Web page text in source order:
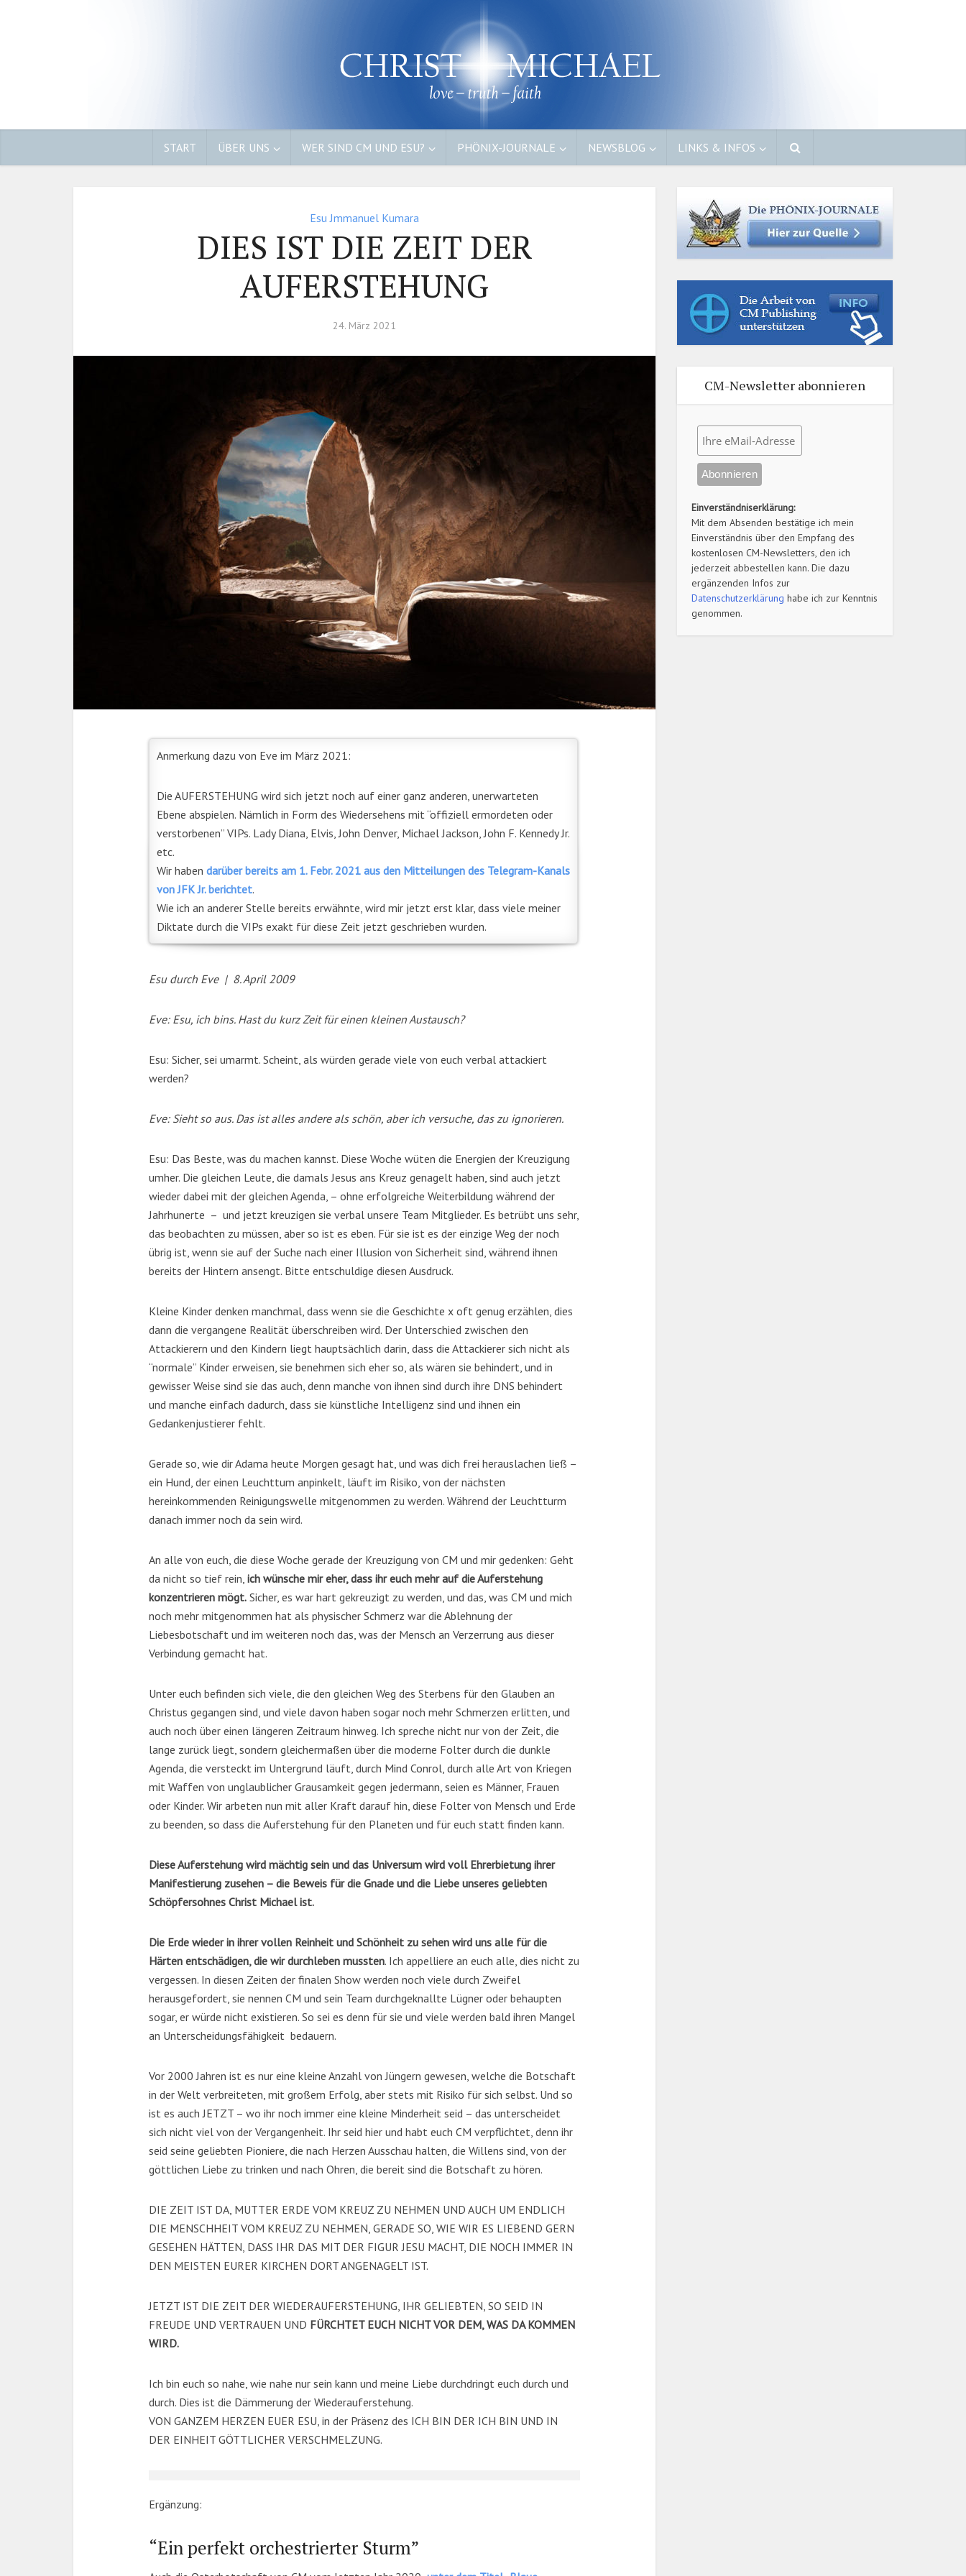
START ÜBER UNS WER SIND CM UND ESU? PHÖNIX-JOURNALE NEWSBLOG LINKS & INFOS
Esu Jmmanuel Kumara
DIES IST DIE ZEIT DER
AUFERSTEHUNG
24. März 2021
Anmerkung dazu von Eve im März 2021:
Die AUFERSTEHUNG wird sich jetzt noch auf einer ganz anderen, unerwarteten
Ebene abspielen. Nämlich in Form des Wiedersehens mit “offiziell ermordeten oder
verstorbenen” VIPs. Lady Diana, Elvis, John Denver, Michael Jackson, John F. Kennedy Jr.
etc.
Wir haben darüber bereits am 1. Febr. 2021 aus den Mitteilungen des Telegram-Kanals
von JFK Jr. berichtet.
Wie ich an anderer Stelle bereits erwähnte, wird mir jetzt erst klar, dass viele meiner
Diktate durch die VIPs exakt für diese Zeit jetzt geschrieben wurden.
Esu durch Eve | 8. April 2009
Eve: Esu, ich bins. Hast du kurz Zeit für einen kleinen Austausch?
Esu: Sicher, sei umarmt. Scheint, als würden gerade viele von euch verbal attackiert
werden?
Eve: Sieht so aus. Das ist alles andere als schön, aber ich versuche, das zu ignorieren.
Esu: Das Beste, was du machen kannst. Diese Woche wüten die Energien der Kreuzigung
umher. Die gleichen Leute, die damals Jesus ans Kreuz genagelt haben, sind auch jetzt
wieder dabei mit der gleichen Agenda, – ohne erfolgreiche Weiterbildung während der
Jahrhunerte – und jetzt kreuzigen sie verbal unsere Team Mitglieder. Es betrübt uns sehr,
das beobachten zu müssen, aber so ist es eben. Für sie ist es der einzige Weg der noch
übrig ist, wenn sie auf der Suche nach einer Illusion von Sicherheit sind, während ihnen
bereits der Hintern ansengt. Bitte entschuldige diesen Ausdruck.
Kleine Kinder denken manchmal, dass wenn sie die Geschichte x oft genug erzählen, dies
dann die vergangene Realität überschreiben wird. Der Unterschied zwischen den
Attackierern und den Kindern liegt hauptsächlich darin, dass die Attackierer sich nicht als
“normale” Kinder erweisen, sie benehmen sich eher so, als wären sie behindert, und in
gewisser Weise sind sie das auch, denn manche von ihnen sind durch ihre DNS behindert
und manche einfach dadurch, dass sie künstliche Intelligenz sind und ihnen ein
Gedankenjustierer fehlt.
Gerade so, wie dir Adama heute Morgen gesagt hat, und was dich frei herauslachen ließ –
ein Hund, der einen Leuchttum anpinkelt, läuft im Risiko, von der nächsten
hereinkommenden Reinigungswelle mitgenommen zu werden. Während der Leuchtturm
danach immer noch da sein wird.
An alle von euch, die diese Woche gerade der Kreuzigung von CM und mir gedenken: Geht
da nicht so tief rein, ich wünsche mir eher, dass ihr euch mehr auf die Auferstehung
konzentrieren mögt. Sicher, es war hart gekreuzigt zu werden, und das, was CM und mich
noch mehr mitgenommen hat als physischer Schmerz war die Ablehnung der
Liebesbotschaft und im weiteren noch das, was der Mensch an Verzerrung aus dieser
Verbindung gemacht hat.
Unter euch befinden sich viele, die den gleichen Weg des Sterbens für den Glauben an
Christus gegangen sind, und viele davon haben sogar noch mehr Schmerzen erlitten, und
auch noch über einen längeren Zeitraum hinweg. Ich spreche nicht nur von der Zeit, die
lange zurück liegt, sondern gleichermaßen über die moderne Folter durch die dunkle
Agenda, die versteckt im Untergrund läuft, durch Mind Conrol, durch alle Art von Kriegen
mit Waffen von unglaublicher Grausamkeit gegen jedermann, seien es Männer, Frauen
oder Kinder. Wir arbeten nun mit aller Kraft darauf hin, diese Folter von Mensch und Erde
zu beenden, so dass die Auferstehung für den Planeten und für euch statt finden kann.
Diese Auferstehung wird mächtig sein und das Universum wird voll Ehrerbietung ihrer
Manifestierung zusehen – die Beweis für die Gnade und die Liebe unseres geliebten
Schöpfersohnes Christ Michael ist.
Die Erde wieder in ihrer vollen Reinheit und Schönheit zu sehen wird uns alle für die
Härten entschädigen, die wir durchleben mussten. Ich appelliere an euch alle, dies nicht zu
vergessen. In diesen Zeiten der finalen Show werden noch viele durch Zweifel
herausgefordert, sie nennen CM und sein Team durchgeknallte Lügner oder behaupten
sogar, er würde nicht existieren. So sei es denn für sie und viele werden bald ihren Mangel
an Unterscheidungsfähigkeit bedauern.
Vor 2000 Jahren ist es nur eine kleine Anzahl von Jüngern gewesen, welche die Botschaft
in der Welt verbreiteten, mit großem Erfolg, aber stets mit Risiko für sich selbst. Und so
ist es auch JETZT – wo ihr noch immer eine kleine Minderheit seid – das unterscheidet
sich nicht viel von der Vergangenheit. Ihr seid hier und habt euch CM verpflichtet, denn ihr
seid seine geliebten Pioniere, die nach Herzen Ausschau halten, die Willens sind, von der
göttlichen Liebe zu trinken und nach Ohren, die bereit sind die Botschaft zu hören.
DIE ZEIT IST DA, MUTTER ERDE VOM KREUZ ZU NEHMEN UND AUCH UM ENDLICH
DIE MENSCHHEIT VOM KREUZ ZU NEHMEN, GERADE SO, WIE WIR ES LIEBEND GERN
GESEHEN HÄTTEN, DASS IHR DAS MIT DER FIGUR JESU MACHT, DIE NOCH IMMER IN
DEN MEISTEN EURER KIRCHEN DORT ANGENAGELT IST.
JETZT IST DIE ZEIT DER WIEDERAUFERSTEHUNG, IHR GELIEBTEN, SO SEID IN
FREUDE UND VERTRAUEN UND FÜRCHTET EUCH NICHT VOR DEM, WAS DA KOMMEN
WIRD.
Ich bin euch so nahe, wie nahe nur sein kann und meine Liebe durchdringt euch durch und
durch. Dies ist die Dämmerung der Wiederauferstehung.
VON GANZEM HERZEN EUER ESU, in der Präsenz des ICH BIN DER ICH BIN UND IN
DER EINHEIT GÖTTLICHER VERSCHMELZUNG.
Ergänzung:
“Ein perfekt orchestrierter Sturm”
CM-Newsletter abonnieren
Einverständniserklärung:
Mit dem Absenden bestätige ich mein
Einverständnis über den Empfang des
kostenlosen CM-Newsletters, den ich
jederzeit abbestellen kann. Die dazu
ergänzenden Infos zur
Datenschutzerklärung habe ich zur Kenntnis
genommen.